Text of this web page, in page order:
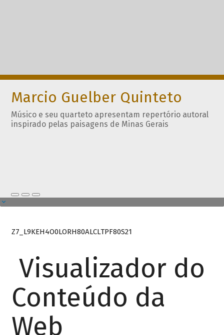
Marcio Guelber Quinteto
Músico e seu quarteto apresentam repertório autoral
inspirado pelas paisagens de Minas Gerais
Z7_L9KEH4O0LORH80ALCLTPF80S21
Visualizador do
Conteúdo da
Web